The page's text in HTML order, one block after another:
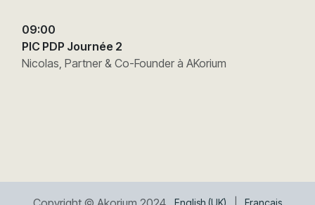
09:00
PIC PDP Journée 2
Nicolas, Partner & Co-Founder à AKorium
English (UK) Français